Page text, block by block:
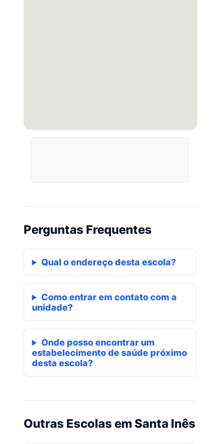
Perguntas Frequentes
Qual o endereço desta escola?
Como entrar em contato com a
unidade?
Onde posso encontrar um
estabelecimento de saúde próximo
desta escola?
Outras Escolas em Santa Inês